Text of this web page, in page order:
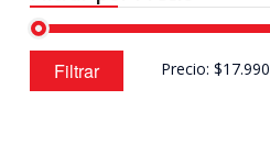
Precio
mínimo
Precio
máximo
Filtrar Precio: $17.990